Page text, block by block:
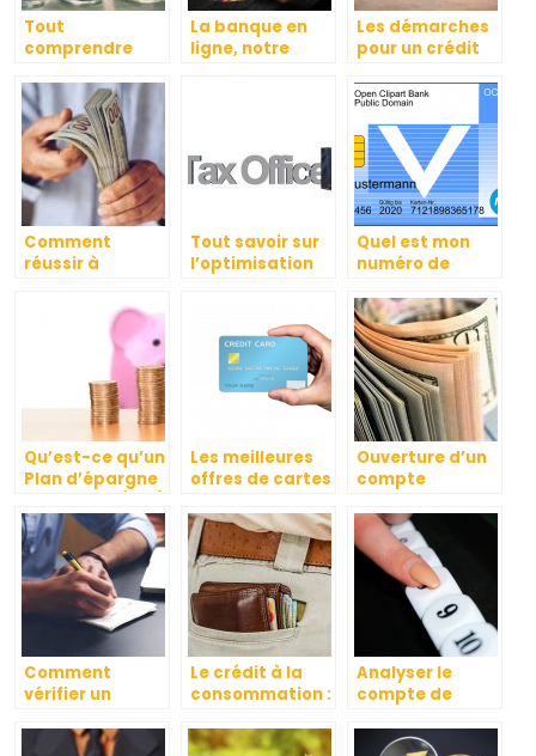
Tout
comprendre
demande un
crédit.
La banque en
ligne, notre
Les démarches
pour un crédit
Comment
réussir à
besoins lorsque
l’on a beaucoup
de crédit ?
Tout savoir sur
l’optimisation
Quel est mon
numéro de
compte ?
Qu’est-ce qu’un
Plan d’épargne
?
Les meilleures
offres de cartes
gratuites
Ouverture d’un
compte
une association
: quelle
démarche
suivre ?
Comment
vérifier un
banque ?
Le crédit à la
consommation :
et qui peut le
Analyser le
compte de
pourquoi